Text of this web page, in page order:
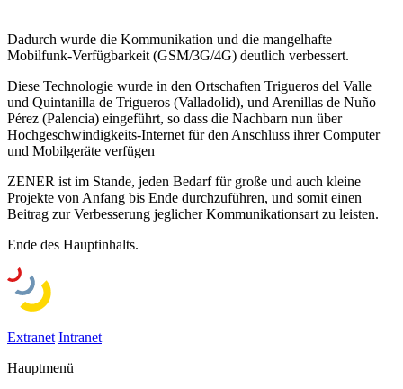
Dadurch wurde die Kommunikation und die mangelhafte
Mobilfunk-Verfügbarkeit (GSM/3G/4G) deutlich verbessert.
Diese Technologie wurde in den Ortschaften Trigueros del Valle
und Quintanilla de Trigueros (Valladolid), und Arenillas de Nuño
Pérez (Palencia) eingeführt, so dass die Nachbarn nun über
Hochgeschwindigkeits-Internet für den Anschluss ihrer Computer
und Mobilgeräte verfügen
ZENER ist im Stande, jeden Bedarf für große und auch kleine
Projekte von Anfang bis Ende durchzuführen, und somit einen
Beitrag zur Verbesserung jeglicher Kommunikationsart zu leisten.
Ende des Hauptinhalts.
Extranet Intranet
Hauptmenü